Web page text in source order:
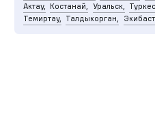
Актау, Костанай, Уральск,
Темиртау, Талдыкорган,